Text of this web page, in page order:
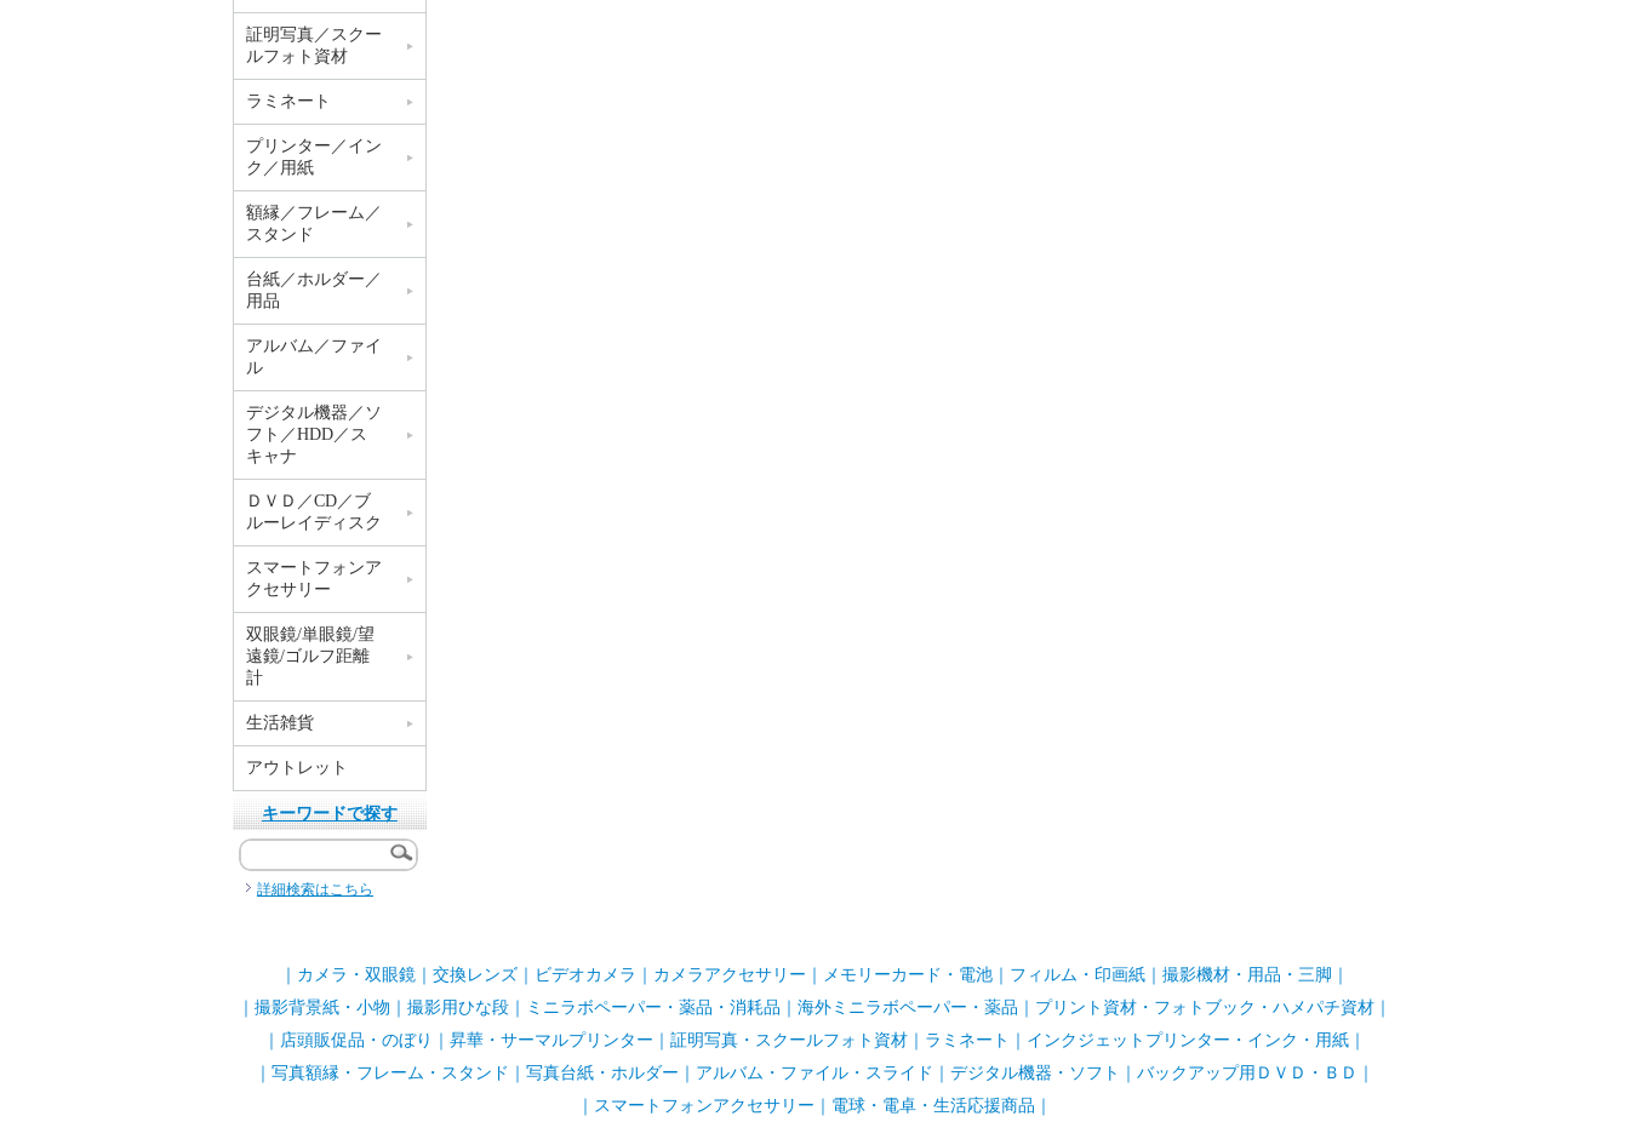
証明写真／スクー
ルフォト資材
ラミネート
プリンター／イン
ク／用紙
額縁／フレーム／
スタンド
台紙／ホルダー／
用品
アルバム／ファイ
ル
デジタル機器／ソ
フト／HDD／ス
キャナ
ＤＶＤ／CD／ブ
ルーレイディスク
スマートフォンア
クセサリー
双眼鏡/単眼鏡/望
遠鏡/ゴルフ距離
計
生活雑貨
アウトレット
キーワードで探す
詳細検索はこちら
カメラ・双眼鏡 交換レンズ ビデオカメラ カメラアクセサリー メモリーカード・電池 フィルム・印画紙 撮影機材・用品・三脚
撮影背景紙・小物 撮影用ひな段 ミニラボペーパー・薬品・消耗品 海外ミニラボペーパー・薬品 プリント資材・フォトブック・ハメパチ資材
店頭販促品・のぼり 昇華・サーマルプリンター 証明写真・スクールフォト資材 ラミネート インクジェットプリンター・インク・用紙
写真額縁・フレーム・スタンド 写真台紙・ホルダー アルバム・ファイル・スライド デジタル機器・ソフト バックアップ用ＤＶＤ・ＢＤ
スマートフォンアクセサリー 電球・電卓・生活応援商品｜